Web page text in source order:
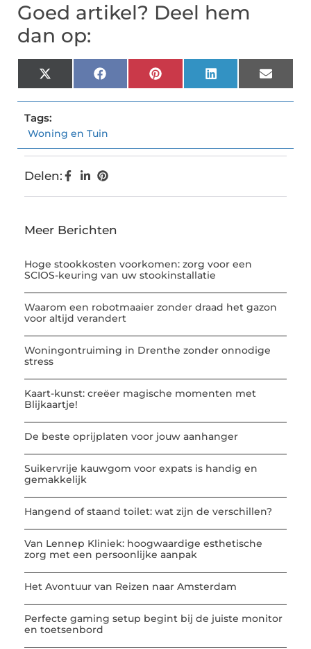
Goed artikel? Deel hem
dan op:
X
(Twitter)
FacebookPinterestLinkedInEmail
Tags:
Woning en Tuin
Delen:
Meer Berichten
Hoge stookkosten voorkomen: zorg voor een
SCIOS-keuring van uw stookinstallatie
Waarom een robotmaaier zonder draad het gazon
voor altijd verandert
Woningontruiming in Drenthe zonder onnodige
stress
Kaart-kunst: creëer magische momenten met
Blijkaartje!
De beste oprijplaten voor jouw aanhanger
Suikervrije kauwgom voor expats is handig en
gemakkelijk
Hangend of staand toilet: wat zijn de verschillen?
Van Lennep Kliniek: hoogwaardige esthetische
zorg met een persoonlijke aanpak
Het Avontuur van Reizen naar Amsterdam
Perfecte gaming setup begint bij de juiste monitor
en toetsenbord